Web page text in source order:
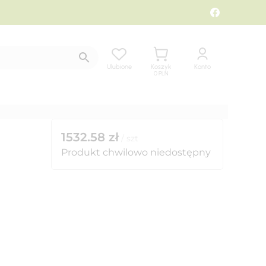
Ulubione
Koszyk
0 PLN
Konto
1532.58 zł
Produkt chwilowo niedostępny